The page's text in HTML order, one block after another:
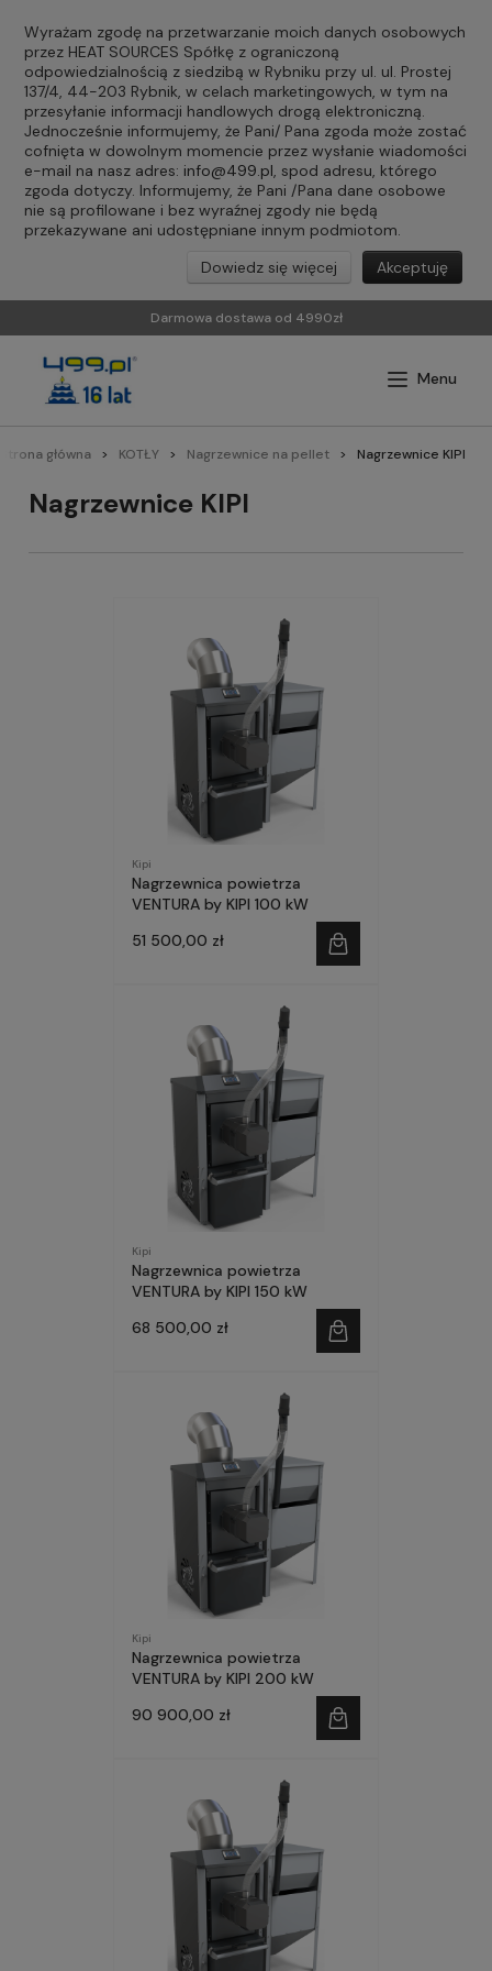
Wyrażam zgodę na przetwarzanie moich danych osobowych
przez HEAT SOURCES Spółkę z ograniczoną
odpowiedzialnością z siedzibą w Rybniku przy ul. ul. Prostej
137/4, 44-203 Rybnik, w celach marketingowych, w tym na
przesyłanie informacji handlowych drogą elektroniczną.
Jednocześnie informujemy, że Pani/ Pana zgoda może zostać
cofnięta w dowolnym momencie przez wysłanie wiadomości
e-mail na nasz adres: info@499.pl, spod adresu, którego
zgoda dotyczy. Informujemy, że Pani /Pana dane osobowe
nie są profilowane i bez wyraźnej zgody nie będą
przekazywane ani udostępniane innym podmiotom.
Akceptuję
Dowiedz się więcej
Darmowa dostawa od 4990zł
Strona główna KOTŁY Nagrzewnice na pellet Nagrzewnice KIPI
Nagrzewnice KIPI
Kipi
Nagrzewnica powietrza
VENTURA by KIPI 100 kW
51 500,00 zł
Kipi
Nagrzewnica powietrza
VENTURA by KIPI 150 kW
68 500,00 zł
Kipi
Nagrzewnica powietrza
VENTURA by KIPI 200 kW
90 900,00 zł